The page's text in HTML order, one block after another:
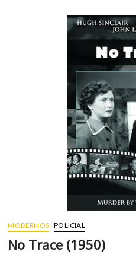
MODERNOS POLICIAL
No Trace (1950)